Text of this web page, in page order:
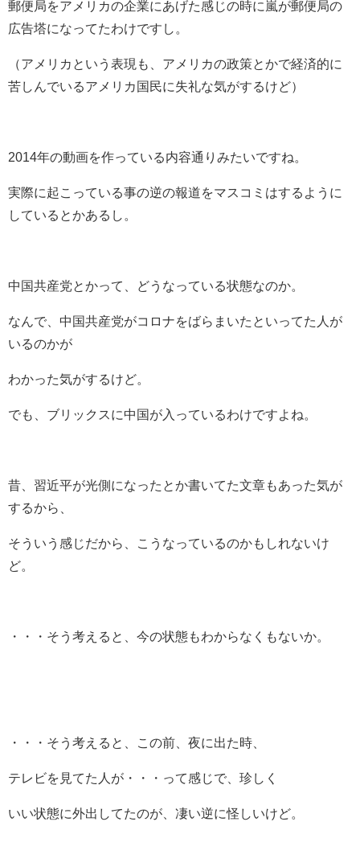
郵便局をアメリカの企業にあげた感じの時に嵐が郵便局の
広告塔になってたわけですし。
（アメリカという表現も、アメリカの政策とかで経済的に
苦しんでいるアメリカ国民に失礼な気がするけど）
2014年の動画を作っている内容通りみたいですね。
実際に起こっている事の逆の報道をマスコミはするように
しているとかあるし。
中国共産党とかって、どうなっている状態なのか。
なんで、中国共産党がコロナをばらまいたといってた人が
いるのかが
わかった気がするけど。
でも、ブリックスに中国が入っているわけですよね。
昔、習近平が光側になったとか書いてた文章もあった気が
するから、
そういう感じだから、こうなっているのかもしれないけ
ど。
・・・そう考えると、今の状態もわからなくもないか。
・・・そう考えると、この前、夜に出た時、
テレビを見てた人が・・・って感じで、珍しく
いい状態に外出してたのが、凄い逆に怪しいけど。